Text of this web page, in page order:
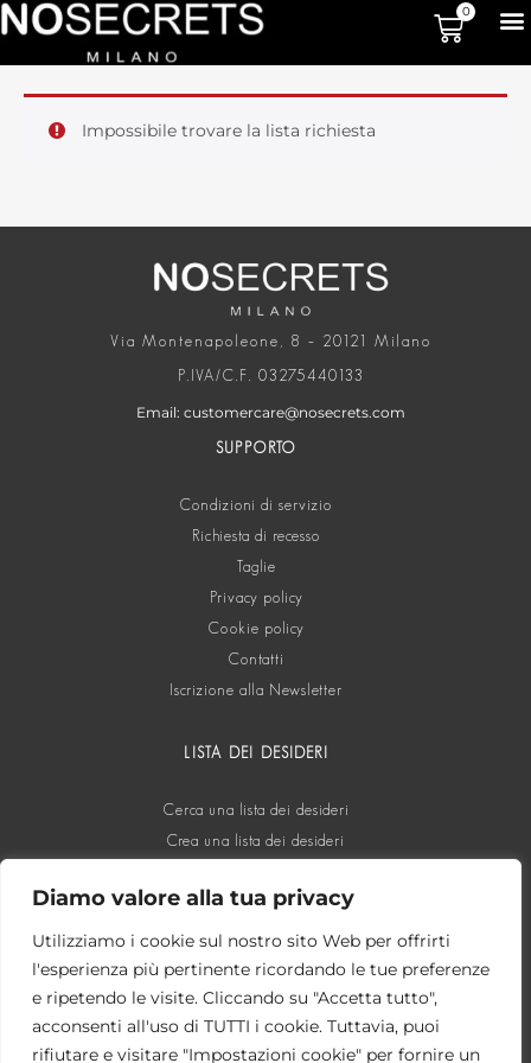
Diamo valore alla tua privacy
Utilizziamo i cookie sul nostro sito Web per offrirti
l'esperienza più pertinente ricordando le tue preferenze
e ripetendo le visite. Cliccando su "Accetta tutto",
acconsenti all'uso di TUTTI i cookie. Tuttavia, puoi
rifiutare e visitare "Impostazioni cookie" per fornire un
0
Impossibile trovare la lista richiesta
Via Montenapoleone, 8 – 20121 Milano
P.IVA/C.F. 03275440133
Email: customercare@nosecrets.com
SUPPORTO
Condizioni di servizio
Richiesta di recesso
Taglie
Privacy policy
Cookie policy
Contatti
Iscrizione alla Newsletter
LISTA DEI DESIDERI
Cerca una lista dei desideri
Crea una lista dei desideri
SOCIAL